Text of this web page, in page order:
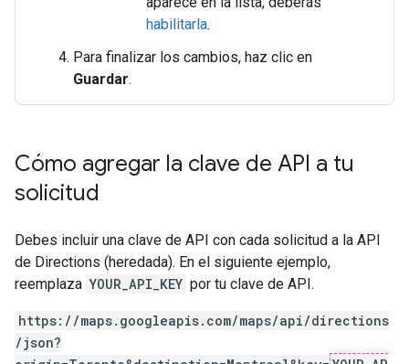
habilitarla.
Para finalizar los cambios, haz clic en
Guardar.
Cómo agregar la clave de API a tu
solicitud
Debes incluir una clave de API con cada solicitud a la API
de Directions (heredada). En el siguiente ejemplo,
reemplaza YOUR_API_KEY por tu clave de API.
https://maps.googleapis.com/maps/api/directions
/json?